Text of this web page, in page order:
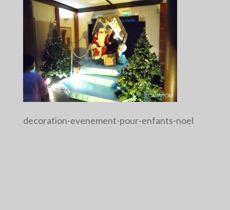
decoration-evenement-pour-enfants-noel